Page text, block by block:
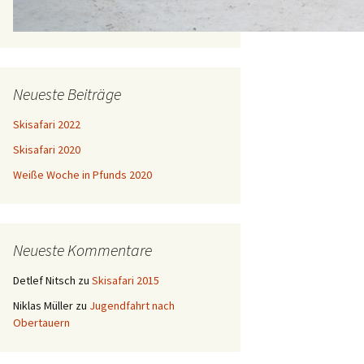
Neueste Beiträge
Skisafari 2022
Skisafari 2020
Weiße Woche in Pfunds 2020
Neueste Kommentare
Detlef Nitsch zu Skisafari 2015
Niklas Müller zu Jugendfahrt nach
Obertauern